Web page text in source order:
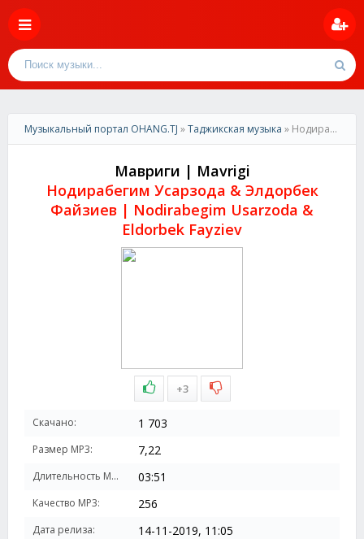
Музыкальный портал OHANG.TJ »Таджикская музыка » Нодирабеним Усарзода & Элдорбек Файзиев-Мавриги | Nodirabegim Usarzoda & Eldorbek Fayziev-Mavrigi
Мавриги | Mavrigi
Нодирабегим Усарзода & Элдорбек
Файзиев | Nodirabegim Usarzoda &
Eldorbek Fayziev
+3
Скачано: 1 703
Размер MP3: 7,22
Длительность MP3: 03:51
Качество MP3: 256
Дата релиза: 14-11-2019, 11:05